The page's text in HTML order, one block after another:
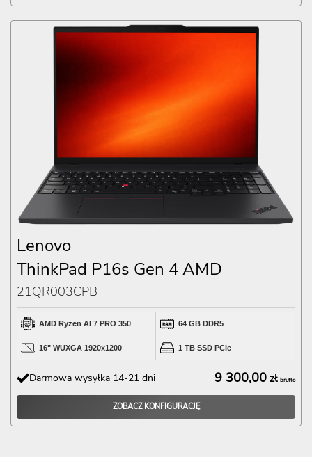
Lenovo
ThinkPad P16s Gen 4 AMD
21QR003CPB
AMD Ryzen AI 7 PRO 350 64 GB DDR5
16" WUXGA 1920x1200 1 TB SSD PCIe
Darmowa wysyłka 14-21 dni 9 300,00 zł brutto
ZOBACZ KONFIGURACJĘ